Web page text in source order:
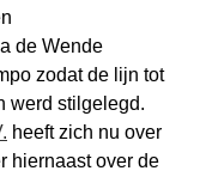
de Wende
zodat de lijn tot
werd stilgelegd.
heeft zich nu over
hiernaast over de